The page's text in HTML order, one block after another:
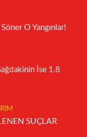
O Yangınlar!
İse 1.8
SUÇLAR